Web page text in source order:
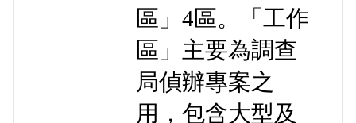
區」4區。「工作
區」主要為調查
局偵辦專案之
用，包含大型及